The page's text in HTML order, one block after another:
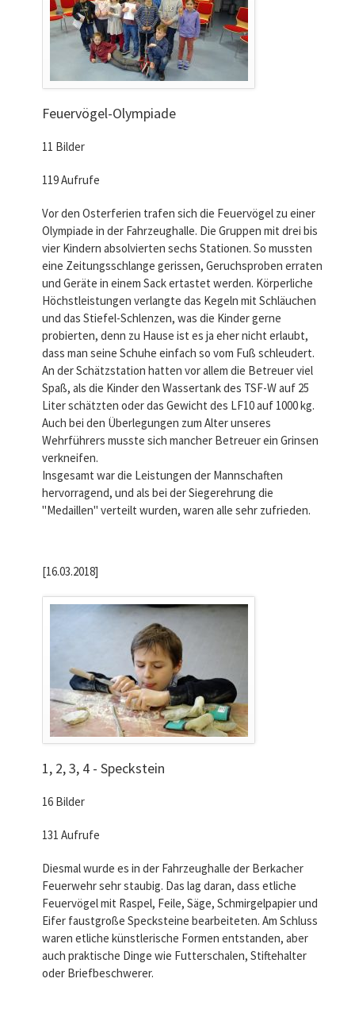
Feuervögel-Olympiade
11 Bilder
119 Aufrufe
Vor den Osterferien trafen sich die Feuervögel zu einer
Olympiade in der Fahrzeughalle. Die Gruppen mit drei bis
vier Kindern absolvierten sechs Stationen. So mussten
eine Zeitungsschlange gerissen, Geruchsproben erraten
und Geräte in einem Sack ertastet werden. Körperliche
Höchstleistungen verlangte das Kegeln mit Schläuchen
und das Stiefel-Schlenzen, was die Kinder gerne
probierten, denn zu Hause ist es ja eher nicht erlaubt,
dass man seine Schuhe einfach so vom Fuß schleudert.
An der Schätzstation hatten vor allem die Betreuer viel
Spaß, als die Kinder den Wassertank des TSF-W auf 25
Liter schätzten oder das Gewicht des LF10 auf 1000 kg.
Auch bei den Überlegungen zum Alter unseres
Wehrführers musste sich mancher Betreuer ein Grinsen
verkneifen.
Insgesamt war die Leistungen der Mannschaften
hervorragend, und als bei der Siegerehrung die
"Medaillen" verteilt wurden, waren alle sehr zufrieden.
[16.03.2018]
1, 2, 3, 4 - Speckstein
16 Bilder
131 Aufrufe
Diesmal wurde es in der Fahrzeughalle der Berkacher
Feuerwehr sehr staubig. Das lag daran, dass etliche
Feuervögel mit Raspel, Feile, Säge, Schmirgelpapier und
Eifer faustgroße Specksteine bearbeiteten. Am Schluss
waren etliche künstlerische Formen entstanden, aber
auch praktische Dinge wie Futterschalen, Stiftehalter
oder Briefbeschwerer.